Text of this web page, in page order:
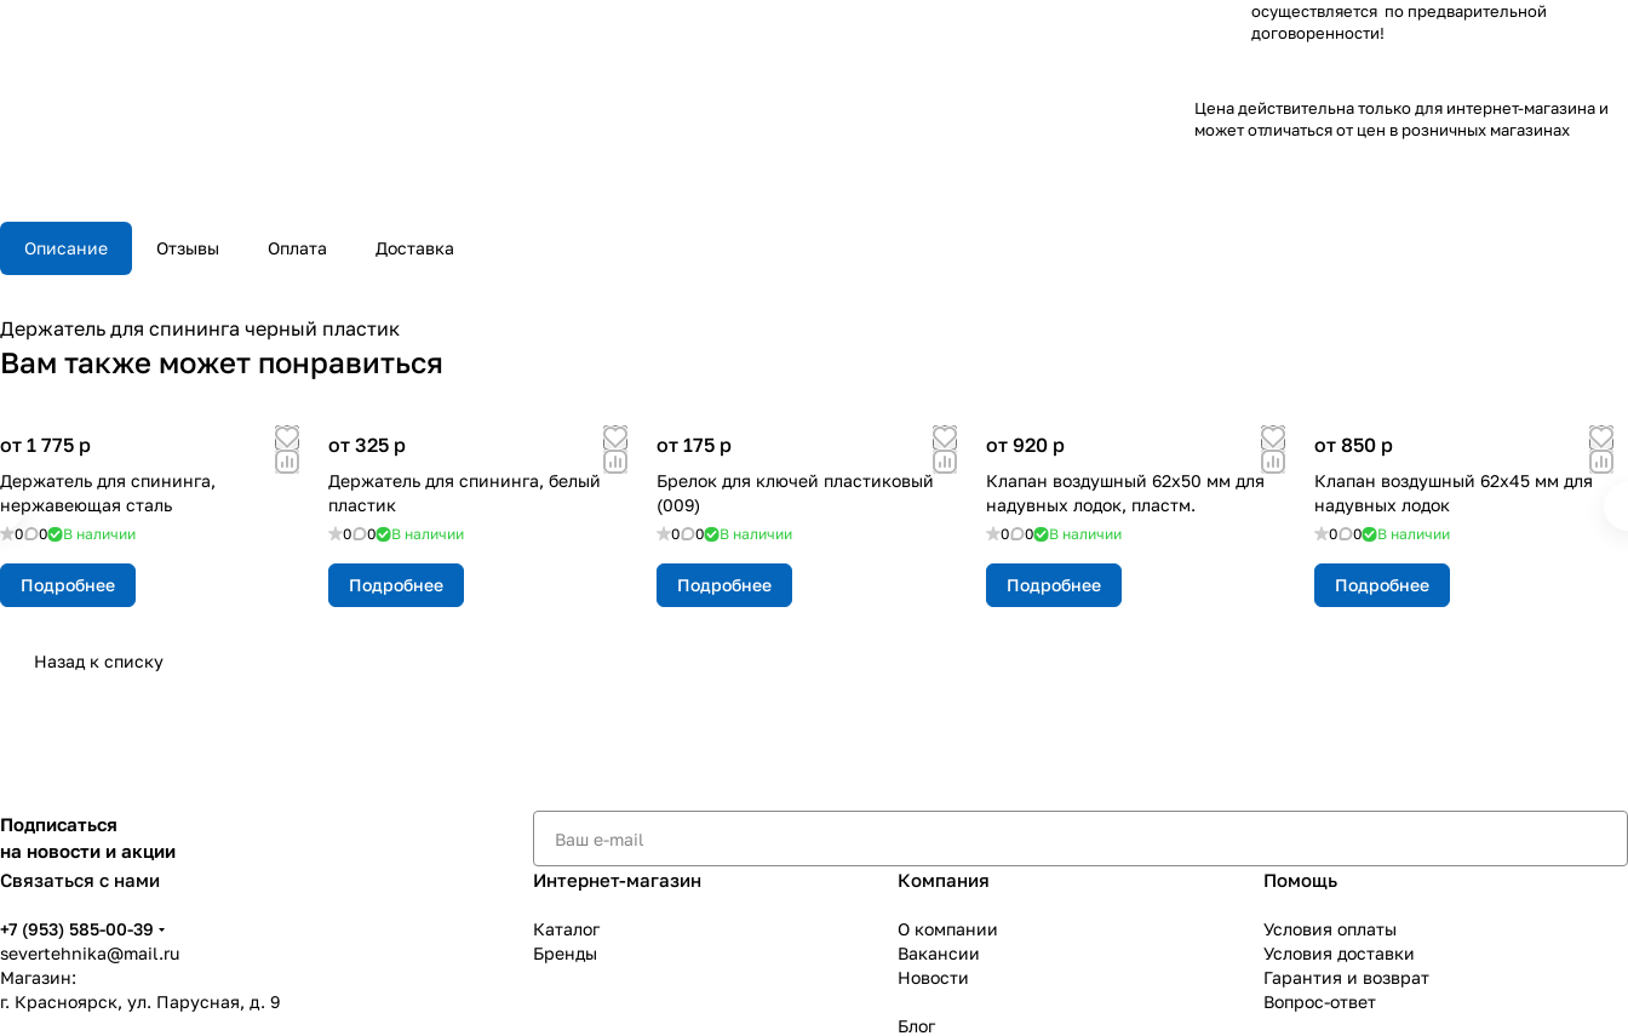
осуществляется по предварительной
договоренности!
Цена действительна только для интернет-магазина и
может отличаться от цен в розничных магазинах
Описание Отзывы Оплата Доставка
Держатель для спининга черный пластик
Вам также может понравиться
от 1 775 p
Держатель для спининга,
нержавеющая сталь
0 0 В наличии
Подробнее
от 325 p
Держатель для спининга, белый
пластик
0 0 В наличии
Подробнее
от 175 p
Брелок для ключей пластиковый
(009)
0 0 В наличии
Подробнее
от 920 p
Клапан воздушный 62х50 мм для
надувных лодок, пластм.
0 0 В наличии
Подробнее
от 850 p
Клапан воздушный 62х45 мм для
надувных лодок
0 0 В наличии
Подробнее
Назад к списку
Подписаться
на новости и акции
Связаться с нами
+7 (953) 585-00-39
severtehnika@mail.ru
Магазин:
г. Красноярск, ул. Парусная, д. 9
Интернет-магазин
Каталог
Бренды
Компания
О компании
Вакансии
Новости
Блог
Помощь
Условия оплаты
Условия доставки
Гарантия и возврат
Вопрос-ответ